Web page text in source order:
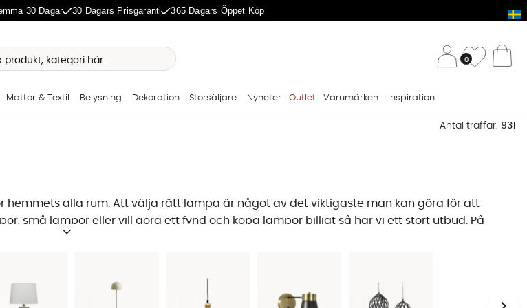
30 Dagar 30 Dagars Prisgaranti 365 Dagars Öppet Köp
0
Mattor & Textil Belysning Dekoration Storsäljare Nyheter Outlet Varumärken Inspiration
Antal träffar: 931
r hemmets alla rum. Att välja rätt lampa är något av det viktigaste man kan göra för att
små lampor eller vill göra ett fynd och köpa lampor billigt så har vi ett stort utbud. På
hemma. Många gånger kan det behövas fler ljuskällor än vad man tror, och vi erbjuder